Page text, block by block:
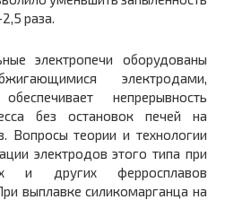
раза.
электропечи оборудованы
электродами,
непрерывность
без остановок печей на
Вопросы теории и технологии
электродов этого типа при
и других ферросплавов
выплавке силикомарганца на